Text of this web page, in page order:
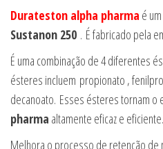
Durateston alpha pharma é
Sustanon 250 . É fabricado pela
É uma combinação de 4 diferentes
ésteres incluem propionato ,
decanoato. Esses ésteres tornam o
pharma altamente eficaz e eficiente.
Melhora o processo de retenção de